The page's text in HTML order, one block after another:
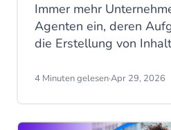
Immer mehr
Agenten ein, deren
die Erstellung von
hinausgehen. Sie
4 Minuten gelesen·Apr 29, 2026